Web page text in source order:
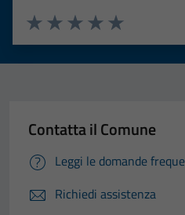
Valuta 5 stelle
Valuta 4 stelle su
Valuta 3 stelle su 5
Valuta 2 stelle su 5
Valuta 1 stelle su 5
Contatta il Comune
Leggi le domande
Richiedi assistenza